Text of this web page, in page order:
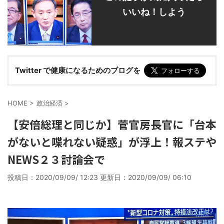
いいね！しよう
Twitter で健康になるためのブログを
HOME > 政治経済 >
【安倍総理と同じか】菅官房長官に「台本
がないと喋れない疑惑」が浮上！報ステや
NEWS２３討論会で
投稿日：2020/09/09/ 12:23 更新日： 2020/09/09/ 06:10